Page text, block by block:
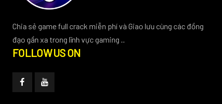
Chia sẻ game full crack miễn phí và Giao lưu cùng các đồng
đạo gần xa trong lĩnh vực gaming ..
FOLLOW US ON